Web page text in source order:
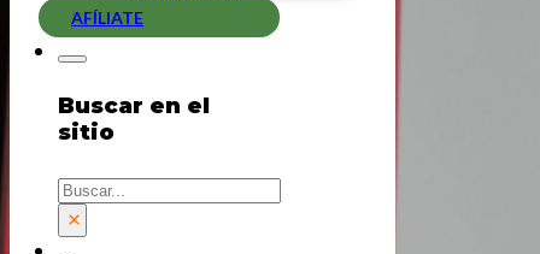
AFÍLIATE
Buscar en el
sitio
Buscar
×